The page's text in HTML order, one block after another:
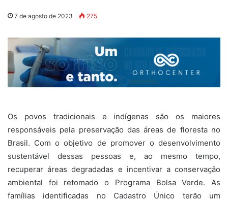
7 de agosto de 2023 275
Os povos tradicionais e indígenas são os maiores
responsáveis pela preservação das áreas de floresta no
Brasil. Com o objetivo de promover o desenvolvimento
sustentável dessas pessoas e, ao mesmo tempo,
recuperar áreas degradadas e incentivar a conservação
ambiental foi retomado o Programa Bolsa Verde. As
famílias identificadas no Cadastro Único terão um